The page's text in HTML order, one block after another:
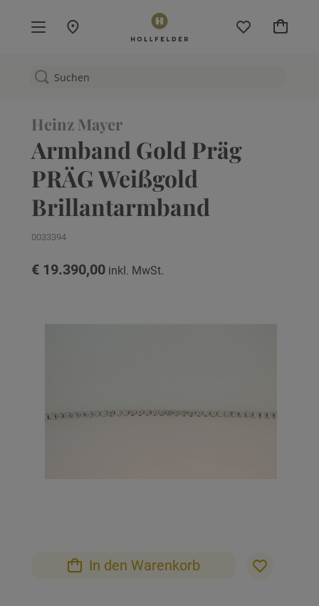
Mein
Heinz Mayer
Armband Gold Präg
PRÄG Weißgold
Brillantarmband
0033394
€ 19.390,00
springen
In den Warenkorb